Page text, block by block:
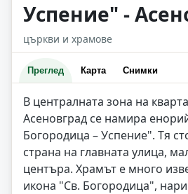
Успение" -
църкви и храмове
Преглед Карта Снимки
В централната зона на
Асеновград се намира
Богородица – Успение". Тя
страна на главната улица,
центъра. Храмът е много
икона "Св. Богородица",